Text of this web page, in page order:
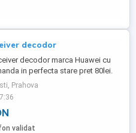
decodor
decodor marca Huawei cu
in perfecta stare pret 80lei.
a funcționat în rețeaua dolce
cu antena
Prahova
validat